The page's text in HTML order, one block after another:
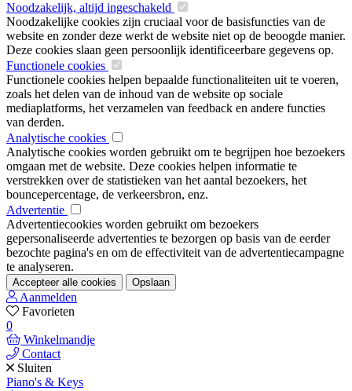
Noodzakelijk, altijd ingeschakeld
Noodzakelijke cookies zijn cruciaal voor de basisfuncties van de
website en zonder deze werkt de website niet op de beoogde manier.
Deze cookies slaan geen persoonlijk identificeerbare gegevens op.
Functionele cookies
Functionele cookies helpen bepaalde functionaliteiten uit te voeren,
zoals het delen van de inhoud van de website op sociale
mediaplatforms, het verzamelen van feedback en andere functies
van derden.
Analytische cookies
Analytische cookies worden gebruikt om te begrijpen hoe bezoekers
omgaan met de website. Deze cookies helpen informatie te
verstrekken over de statistieken van het aantal bezoekers, het
bouncepercentage, de verkeersbron, enz.
Advertentie
Advertentiecookies worden gebruikt om bezoekers
gepersonaliseerde advertenties te bezorgen op basis van de eerder
bezochte pagina's en om de effectiviteit van de advertentiecampagne
te analyseren.
Accepteer alle cookies Opslaan
Aanmelden
Favorieten
0
Winkelmandje
Contact
Sluiten
Piano's & Keys